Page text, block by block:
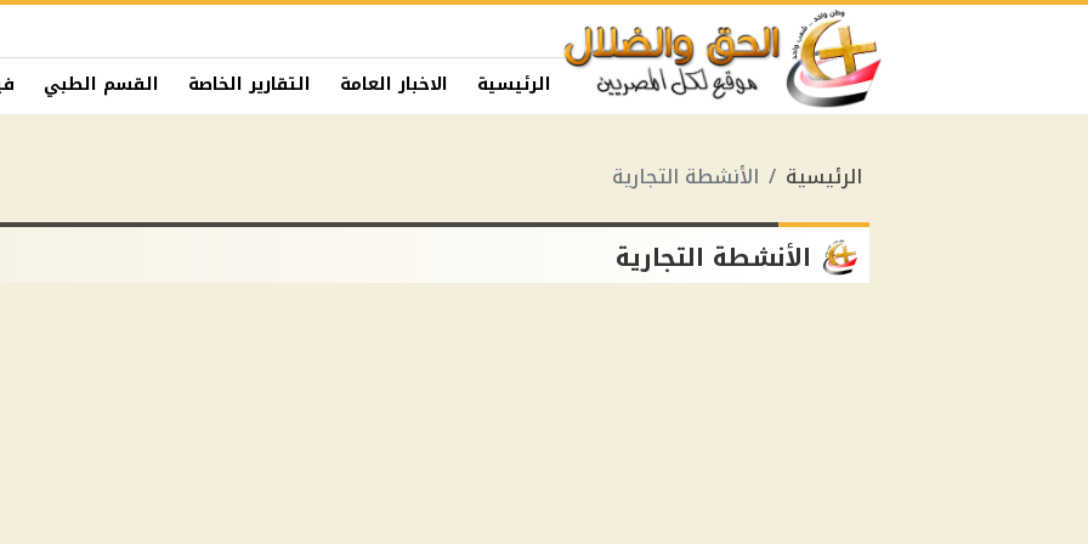
الرئيسية الاخبار العامة التقارير الخاصة القسم الطبي
الرئيسية الأنشطة التجارية
الأنشطة التجارية